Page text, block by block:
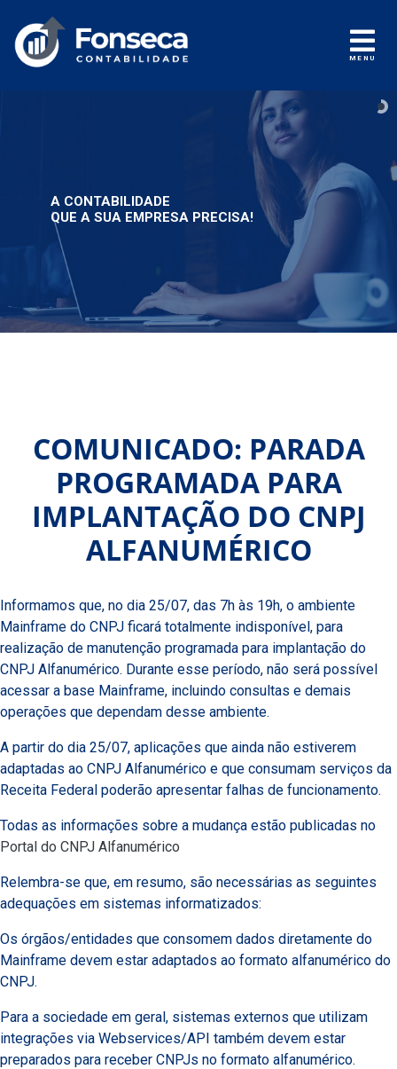
MENU
A CONTABILIDADE
QUE A SUA EMPRESA PRECISA!
COMUNICADO: PARADA
PROGRAMADA PARA
IMPLANTAÇÃO DO CNPJ
ALFANUMÉRICO
Informamos que, no dia 25/07, das 7h às 19h, o ambiente
Mainframe do CNPJ ficará totalmente indisponível, para
realização de manutenção programada para implantação do
CNPJ Alfanumérico. Durante esse período, não será possível
acessar a base Mainframe, incluindo consultas e demais
operações que dependam desse ambiente.
A partir do dia 25/07, aplicações que ainda não estiverem
adaptadas ao CNPJ Alfanumérico e que consumam serviços da
Receita Federal poderão apresentar falhas de funcionamento.
Todas as informações sobre a mudança estão publicadas no
Portal do CNPJ Alfanumérico
Relembra-se que, em resumo, são necessárias as seguintes
adequações em sistemas informatizados:
Os órgãos/entidades que consomem dados diretamente do
Mainframe devem estar adaptados ao formato alfanumérico do
CNPJ.
Para a sociedade em geral, sistemas externos que utilizam
integrações via Webservices/API também devem estar
preparados para receber CNPJs no formato alfanumérico.